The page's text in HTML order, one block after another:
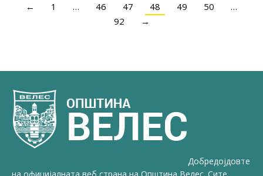
← 1 … 46 47 48 49 50
…
92
→
Добредојдовте